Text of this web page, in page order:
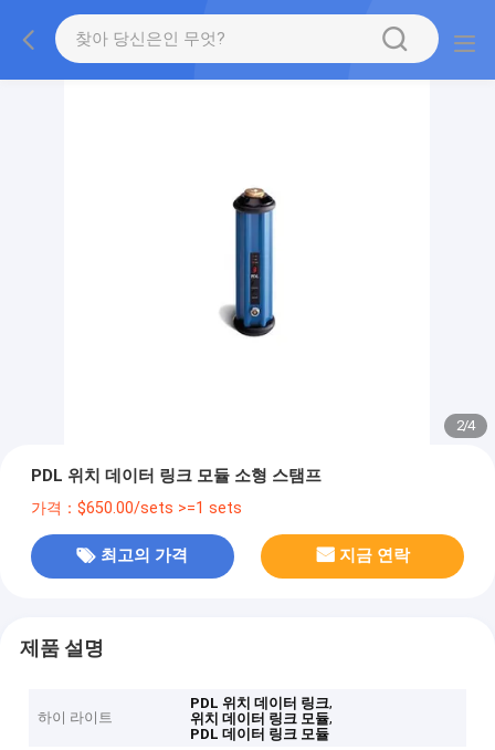
2/4
PDL 위치 데이터 링크 모듈 소형 스탬프
가격：$650.00/sets >=1 sets
최고의 가격 지금 연락
제품 설명
하이 라이트
PDL 위치 데이터 링크,
위치 데이터 링크 모듈,
PDL 데이터 링크 모듈